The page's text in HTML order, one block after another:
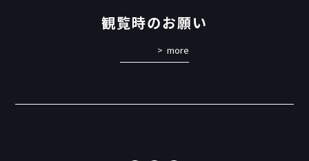
観覧時のお願い
more